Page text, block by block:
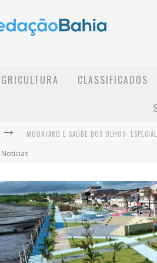
CLASSIFICADOS
Notícias